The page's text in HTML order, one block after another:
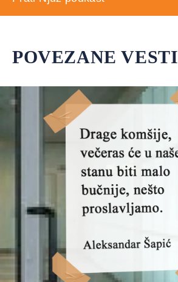
POVEZANE VESTI